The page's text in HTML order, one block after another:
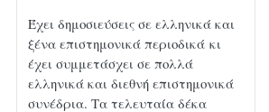
Έχει δημοσιεύσεις σε ελληνικά και
ξένα επιστημονικά περιοδικά κι
έχει συμμετάσχει σε πολλά
ελληνικά και διεθνή επιστημονικά
συνέδρια. Τα τελευταία δέκα